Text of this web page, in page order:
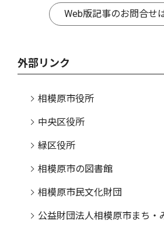
Web版記事のお問合せ
外部リンク
相模原市役所
中央区役所
緑区役所
相模原市の図書館
相模原市民文化財団
公益財団法人相模原市まち・